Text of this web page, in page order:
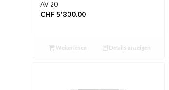
AV 20
CHF 5'300.00
Weiterlesen Details anzeigen